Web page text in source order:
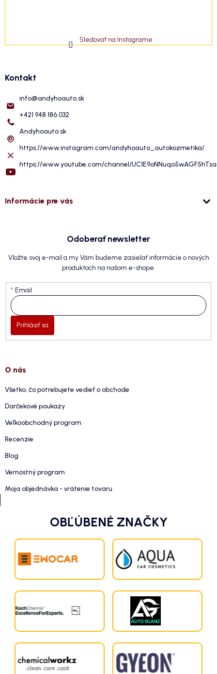
Sledovať na Instagrame
Kontakt
info@andyhoauto.sk
+421 948 186 032
Andyhoauto.sk
https://www.instagram.com/andyhoauto_autokozmetika/
https://www.youtube.com/channel/
Informácie pre vás
Odoberať newsletter
Vložte svoj e-mail a my Vám budeme zasielať informácie o nových
produktoch na našom e-shope.
Email
Prihlásiť sa
O nás
Všetko, čo potrebujete vedieť o obchode
Darčekové poukazy
Veľkoobchodný program
Recenzie
Blog
Vernostný program
Moja objednávka - vrátenie tovaru
OBĽÚBENÉ ZNAČKY